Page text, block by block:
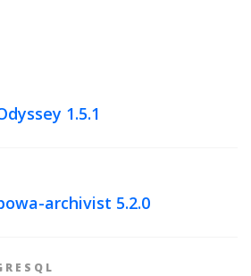
1.5.1
archivist 5.2.0